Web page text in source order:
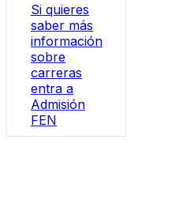
Si quieres
saber más
información
sobre
carreras
entra a
Admisión
FEN